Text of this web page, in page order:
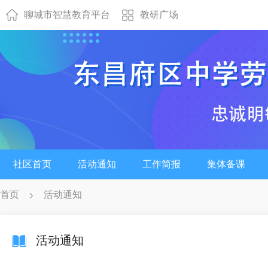
聊城市智慧教育平台 教研广场
社区首页 活动通知 工作简报 集体备课
首页 活动通知
活动通知